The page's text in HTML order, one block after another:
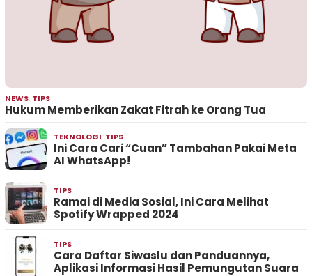
NEWS, TIPS
Hukum Memberikan Zakat Fitrah ke Orang Tua
TEKNOLOGI, TIPS
Ini Cara Cari “Cuan” Tambahan Pakai Meta
AI WhatsApp!
TIPS
Ramai di Media Sosial, Ini Cara Melihat
Spotify Wrapped 2024
TIPS
Cara Daftar Siwaslu dan Panduannya,
Aplikasi Informasi Hasil Pemungutan Suara